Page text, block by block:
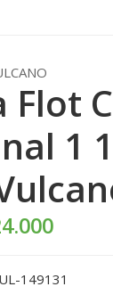
Flot
1
149131